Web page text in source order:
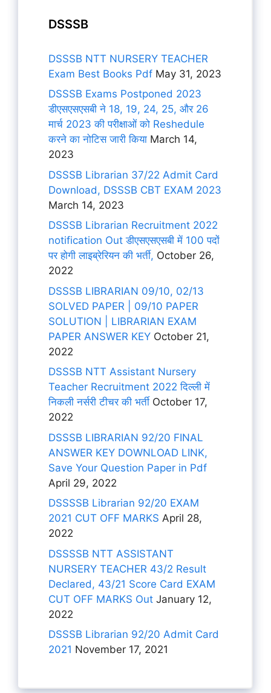
DSSSB
DSSSB NTT NURSERY TEACHER
Exam Best Books Pdf May 31, 2023
DSSSB Exams Postponed 2023
डीएसएसएसबी ने 18, 19, 24, 25, और 26
मार्च 2023 की परीक्षाओं को Reshedule
करने का नोटिस जारी किया March 14,
2023
DSSSB Librarian 37/22 Admit Card
Download, DSSSB CBT EXAM 2023
March 14, 2023
DSSSB Librarian Recruitment 2022
notification Out डीएसएसएसबी में 100 पदों
पर होगी लाइब्रेरियन की भर्ती, October 26,
2022
DSSSB LIBRARIAN 09/10, 02/13
SOLVED PAPER | 09/10 PAPER
SOLUTION | LIBRARIAN EXAM
PAPER ANSWER KEY October 21,
2022
DSSSB NTT Assistant Nursery
Teacher Recruitment 2022 दिल्ली में
निकली नर्सरी टीचर की भर्ती October 17,
2022
DSSSB LIBRARIAN 92/20 FINAL
ANSWER KEY DOWNLOAD LINK,
Save Your Question Paper in Pdf
April 29, 2022
DSSSSB Librarian 92/20 EXAM
2021 CUT OFF MARKS April 28,
2022
DSSSSB NTT ASSISTANT
NURSERY TEACHER 43/2 Result
Declared, 43/21 Score Card EXAM
CUT OFF MARKS Out January 12,
2022
DSSSB Librarian 92/20 Admit Card
2021 November 17, 2021